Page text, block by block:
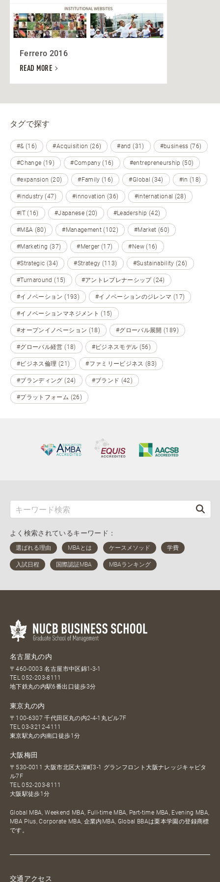
Ferrero 2016
READ MORE
タグで探す
#& (16) #Acquisition (26) #and (31) #business (76)
#Change (19) #Company (16) #entrepreneurship (50)
#expansion (20) #Family (16) #Global (34) #in (18)
#industry (47) #innovation (36) #international (28)
#IT (16) #Japanese (20) #Leadership (42)
#M&A (80) #Management (102) #Market (60)
#Marketing (37) #Merger (17) #New (16)
#Strategic (34) #Strategy (113) #Sustainability (26)
#Turnaround (15) #アントレプレナーシップ (24)
#イノベーション (193) #イノベーションのジレンマ (17)
#イノベーションマネジメント (15)
#オープンイノベーション (18) #グローバル展開 (189)
#グローバル経営 (18) #ビジネスモデル (56)
#ビジネス倫理 (21) #ファミリービジネス (83)
#ブランディング (24) #ブランド (42)
#プラットフォーム (26)
よく検索されているキーワード：
名古屋丸の内
〒460-0003 名古屋市中区錦1-3-1
TEL052-203-8111
地下鉄丸の内駅6番出口徒歩3分
東京丸の内
〒100-6307 千代田区丸の内2-4-1丸ビル7F
TEL03-3212-4111
東京駅丸の内南口徒歩1分
大阪梅田
〒530-0011 大阪市北区大深町3-1 グランフロント大阪ナレッジキャピタ
ル7F
TEL052-203-8111
大阪駅徒歩1分
Global MBA, Weekend MBA, Full-time MBA, Part-time MBA, Evening MBA,
MBA Plus, Corporate MBA, 企業内MBA, Global BBAは栗本学園の登録商標
です。
交通アクセス